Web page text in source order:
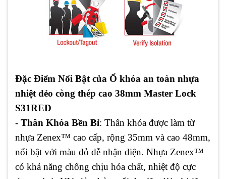
Đặc Điểm Nổi Bật của Ổ khóa an toàn nhựa
nhiệt dẻo còng thép cao 38mm Master Lock
S31RED
- Thân Khóa Bền Bỉ: Thân khóa được làm từ
nhựa Zenex™ cao cấp, rộng 35mm và cao 48mm,
nổi bật với màu đỏ dễ nhận diện. Nhựa Zenex™
có khả năng chống chịu hóa chất, nhiệt độ cực